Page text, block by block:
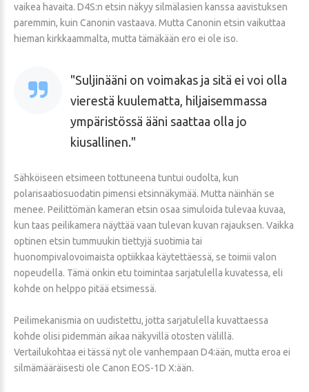
vaikea havaita. D4S:n etsin näkyy silmälasien kanssa aavistuksen
paremmin, kuin Canonin vastaava. Mutta Canonin etsin vaikuttaa
hieman kirkkaammalta, mutta tämäkään ero ei ole iso.
Suljinääni on voimakas ja sitä ei voi olla
vierestä kuulematta, hiljaisemmassa
ympäristössä ääni saattaa olla jo
kiusallinen.
Sähköiseen etsimeen tottuneena tuntui oudolta, kun
polarisaatiosuodatin pimensi etsinnäkymää. Mutta näinhän se
menee. Peilittömän kameran etsin osaa simuloida tulevaa kuvaa,
kun taas peilikamera näyttää vaan tulevan kuvan rajauksen. Vaikka
optinen etsin tummuukin tiettyjä suotimia tai
huonompivalovoimaista optiikkaa käytettäessä, se toimii valon
nopeudella. Tämä onkin etu toimintaa sarjatulella kuvatessa, eli
kohde on helppo pitää etsimessä.
Peilimekanismia on uudistettu, jotta sarjatulella kuvattaessa
kohde olisi pidemmän aikaa näkyvillä otosten välillä.
Vertailukohtaa ei tässä nyt ole vanhempaan D4:ään, mutta eroa ei
silmämääräisesti ole Canon EOS-1D X:ään.